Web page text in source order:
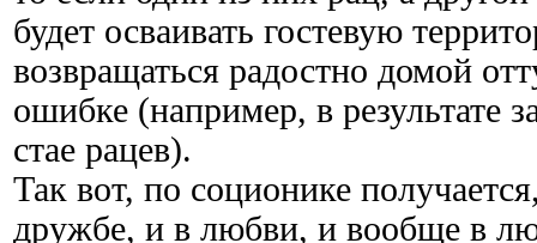
будет осваивать гостевую
возвращаться радостно домой
ошибке (например, в результате
стае рацев).
Так вот, по соционике
дружбе, и в любви, и вообще в